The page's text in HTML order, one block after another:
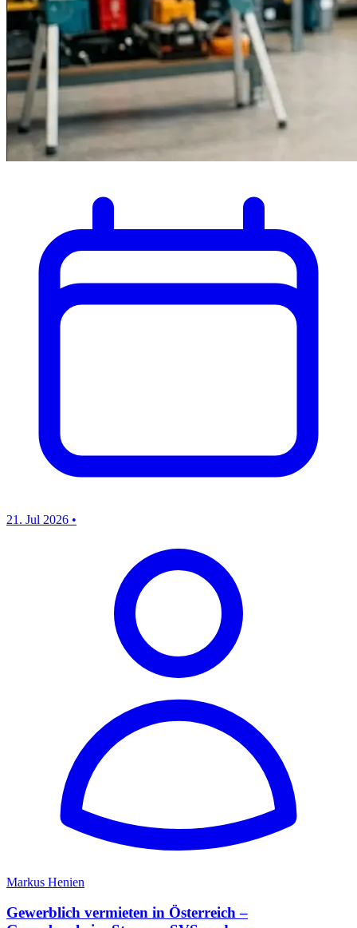
21. Jul 2026 •
Markus Henien
Gewerblich vermieten in Österreich –